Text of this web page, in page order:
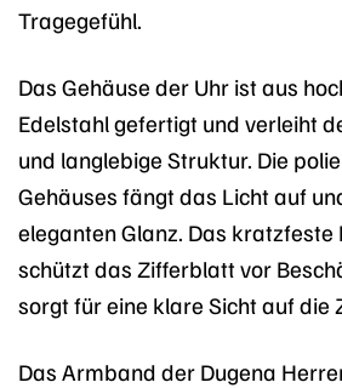
Tragegefühl.
Das Gehäuse der Uhr ist aus
Edelstahl gefertigt und verleiht
und langlebige Struktur. Die
Gehäuses fängt das Licht auf
eleganten Glanz. Das kratzfeste
schützt das Zifferblatt vor
sorgt für eine klare Sicht auf die
Das Armband der Dugena